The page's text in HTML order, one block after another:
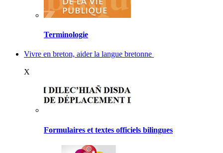
Terminologie
Vivre en breton, aider la langue bretonne
X
Formulaires et textes officiels bilingues